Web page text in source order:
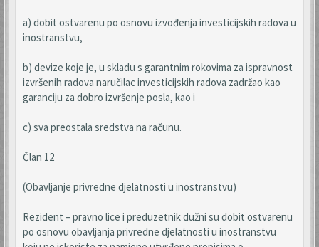
a) dobit ostvarenu po osnovu izvođenja investicijskih radova u
inostranstvu,
b) devize koje je, u skladu s garantnim rokovima za ispravnost
izvršenih radova naručilac investicijskih radova zadržao kao
garanciju za dobro izvršenje posla, kao i
c) sva preostala sredstva na računu.
Član 12
(Obavljanje privredne djelatnosti u inostranstvu)
Rezident – pravno lice i preduzetnik dužni su dobit ostvarenu
po osnovu obavljanja privredne djelatnosti u inostranstvu